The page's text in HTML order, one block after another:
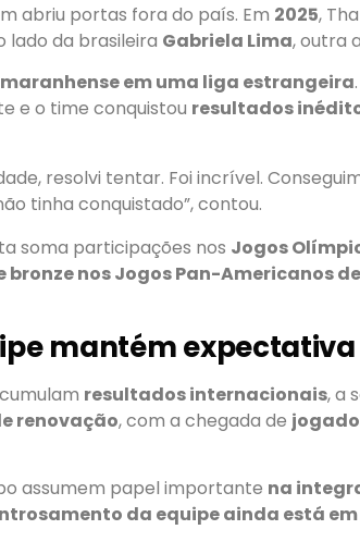
abriu portas fora do país. Em 2025,
lado da brasileira Gabriela Lima, outra
em uma liga estrangeira
e o time conquistou resultados
resolvi tentar. Foi incrível.
tinha conquistado”, contou.
soma participações nos Jogos
bronze nos Jogos Pan-Americanos
mantém
resultados internacionais, a
renovação, com a chegada de
assumem papel importante na
da equipe ainda está